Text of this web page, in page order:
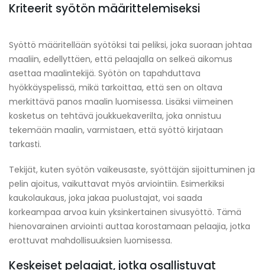
Kriteerit syötön määrittelemiseksi
Syöttö määritellään syötöksi tai peliksi, joka suoraan johtaa
maaliin, edellyttäen, että pelaajalla on selkeä aikomus
asettaa maalintekijä. Syötön on tapahduttava
hyökkäyspelissä, mikä tarkoittaa, että sen on oltava
merkittävä panos maalin luomisessa. Lisäksi viimeinen
kosketus on tehtävä joukkuekaverilta, joka onnistuu
tekemään maalin, varmistaen, että syöttö kirjataan
tarkasti.
Tekijät, kuten syötön vaikeusaste, syöttäjän sijoittuminen ja
pelin ajoitus, vaikuttavat myös arviointiin. Esimerkiksi
kaukolaukaus, joka jakaa puolustajat, voi saada
korkeampaa arvoa kuin yksinkertainen sivusyöttö. Tämä
hienovarainen arviointi auttaa korostamaan pelaajia, jotka
erottuvat mahdollisuuksien luomisessa.
Keskeiset pelaajat, jotka osallistuvat